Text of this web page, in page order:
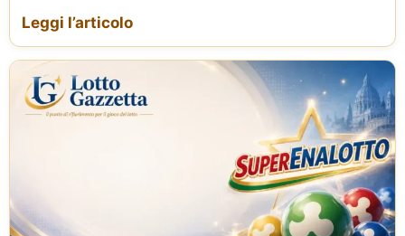
Leggi l’articolo